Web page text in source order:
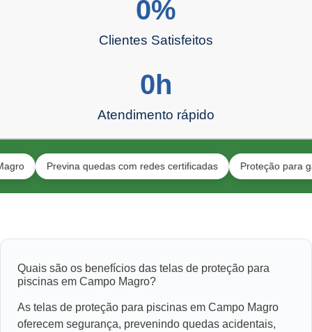
Clientes Satisfeitos
0%
Atendimento rápido
0h
Previna quedas com redes certificadas Proteção para gatos e
Quais são os benefícios das telas de proteção para
piscinas em Campo Magro?
As telas de proteção para piscinas em Campo Magro
oferecem segurança, prevenindo quedas acidentais,